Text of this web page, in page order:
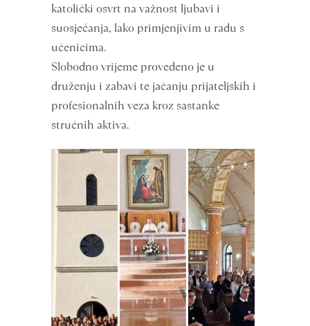
katolički osvrt na važnost ljubavi i
suosjećanja, lako primjenjivim u radu s
učenicima.
Slobodno vrijeme provedeno je u
druženju i zabavi te jačanju prijateljskih i
profesionalnih veza kroz sastanke
stručnih aktiva.